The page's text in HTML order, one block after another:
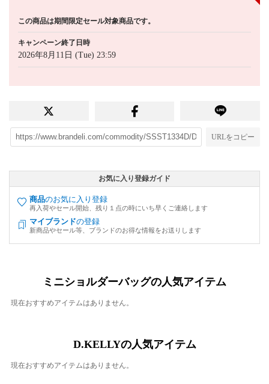
この商品は期間限定セール対象商品です。
キャンペーン終了日時
2026年8月11日 (Tue) 23:59
URLをコピー
お気に入り登録ガイド
商品のお気に入り登録
再入荷やセール開始、残り１点の時にいち早くご連絡します
マイブランドの登録
新商品やセール等、ブランドのお得な情報をお送りします
ミニショルダーバッグの人気アイテム
現在おすすめアイテムはありません。
D.KELLYの人気アイテム
現在おすすめアイテムはありません。